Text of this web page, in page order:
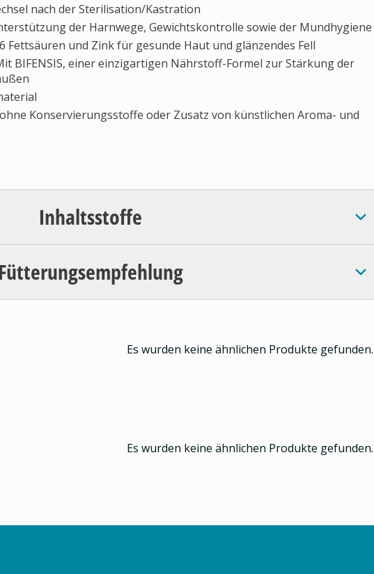
nach der Sterilisation/Kastration
der Harnwege, Gewichtskontrolle sowie der Mundhygiene
Fettsäuren und Zink für gesunde Haut und glänzendes Fell
BIFENSIS, einer einzigartigen Nährstoff-Formel zur Stärkung der
Konservierungsstoffe oder Zusatz von künstlichen Aroma- und
Inhaltsstoffe
Fütterungsempfehlung
Es wurden keine ähnlichen Produkte gefunden.
Es wurden keine ähnlichen Produkte gefunden.